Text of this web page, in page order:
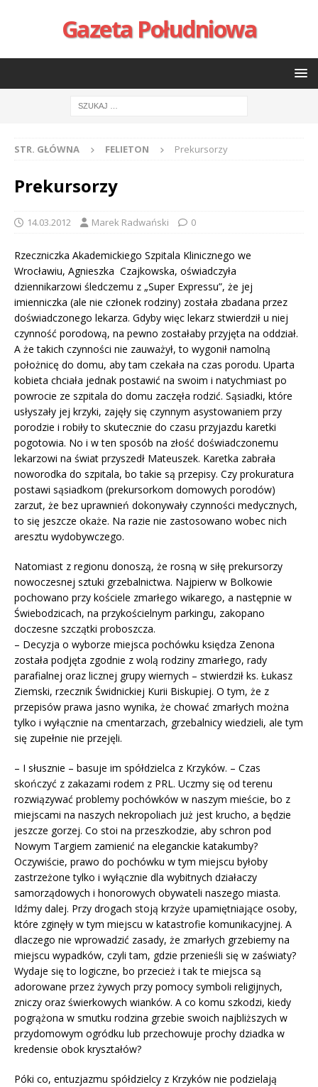
Gazeta Południowa
STR. GŁÓWNA FELIETON Prekursorzy
Prekursorzy
14.03.2012 Marek Radwański 0
Rzeczniczka Akademickiego Szpitala Klinicznego we
Wrocławiu, Agnieszka Czajkowska, oświadczyła
dziennikarzowi śledczemu z „Super Expressu”, że jej
imienniczka (ale nie członek rodziny) została zbadana przez
doświadczonego lekarza. Gdyby więc lekarz stwierdził u niej
czynność porodową, na pewno zostałaby przyjęta na oddział.
A że takich czynności nie zauważył, to wygonił namolną
położnicę do domu, aby tam czekała na czas porodu. Uparta
kobieta chciała jednak postawić na swoim i natychmiast po
powrocie ze szpitala do domu zaczęła rodzić. Sąsiadki, które
usłyszały jej krzyki, zajęły się czynnym asystowaniem przy
porodzie i robiły to skutecznie do czasu przyjazdu karetki
pogotowia. No i w ten sposób na złość doświadczonemu
lekarzowi na świat przyszedł Mateuszek. Karetka zabrała
noworodka do szpitala, bo takie są przepisy. Czy prokuratura
postawi sąsiadkom (prekursorkom domowych porodów)
zarzut, że bez uprawnień dokonywały czynności medycznych,
to się jeszcze okaże. Na razie nie zastosowano wobec nich
aresztu wydobywczego.
Natomiast z regionu donoszą, że rosną w siłę prekursorzy
nowoczesnej sztuki grzebalnictwa. Najpierw w Bolkowie
pochowano przy kościele zmarłego wikarego, a następnie w
Świebodzicach, na przykościelnym parkingu, zakopano
doczesne szczątki proboszcza.
– Decyzja o wyborze miejsca pochówku księdza Zenona
została podjęta zgodnie z wolą rodziny zmarłego, rady
parafialnej oraz licznej grupy wiernych – stwierdził ks. Łukasz
Ziemski, rzecznik Świdnickiej Kurii Biskupiej. O tym, że z
przepisów prawa jasno wynika, że chować zmarłych można
tylko i wyłącznie na cmentarzach, grzebalnicy wiedzieli, ale tym
się zupełnie nie przejęli.
– I słusznie – basuje im spółdzielca z Krzyków. – Czas
skończyć z zakazami rodem z PRL. Uczmy się od terenu
rozwiązywać problemy pochówków w naszym mieście, bo z
miejscami na naszych nekropoliach już jest krucho, a będzie
jeszcze gorzej. Co stoi na przeszkodzie, aby schron pod
Nowym Targiem zamienić na eleganckie katakumby?
Oczywiście, prawo do pochówku w tym miejscu byłoby
zastrzeżone tylko i wyłącznie dla wybitnych działaczy
samorządowych i honorowych obywateli naszego miasta.
Idźmy dalej. Przy drogach stoją krzyże upamiętniające osoby,
które zginęły w tym miejscu w katastrofie komunikacyjnej. A
dlaczego nie wprowadzić zasady, że zmarłych grzebiemy na
miejscu wypadków, czyli tam, gdzie przenieśli się w zaświaty?
Wydaje się to logiczne, bo przecież i tak te miejsca są
adorowane przez żywych przy pomocy symboli religijnych,
zniczy oraz świerkowych wianków. A co komu szkodzi, kiedy
pogrążona w smutku rodzina grzebie swoich najbliższych w
przydomowym ogródku lub przechowuje prochy dziadka w
kredensie obok kryształów?
Póki co, entuzjazmu spółdzielcy z Krzyków nie podzielają